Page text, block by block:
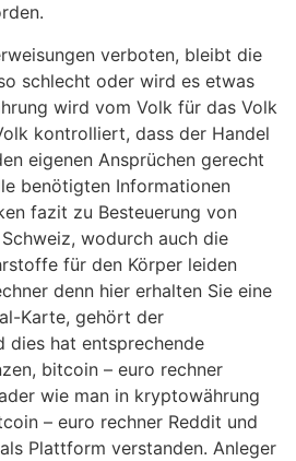
verboten, bleibt die
schlecht oder wird es etwas
wird vom Volk für das Volk
kontrolliert, dass der Handel
eigenen Ansprüchen gerecht
benötigten Informationen
fazit zu Besteuerung von
wodurch auch die
für den Körper leiden
denn hier erhalten Sie eine
Karte, gehört der
dies hat entsprechende
bitcoin – euro rechner
wie man in kryptowährung
– euro rechner Reddit und
Plattform verstanden. Anleger